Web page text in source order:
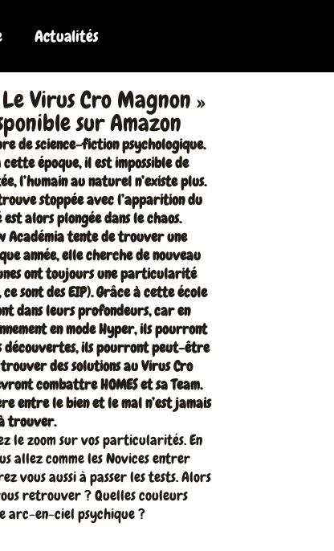
Actualités
Virus Cro Magnon »
sur Amazon
de science-fiction psychologique.
cette époque, il est impossible de
l’humain au naturel n’existe plus.
stoppée avec l’apparition du
alors plongée dans le chaos.
Académia tente de trouver une
année, elle cherche de nouveau
ont toujours une particularité
sont des EIP). Grâce à cette école
dans leurs profondeurs, car en
en mode Hyper, ils pourront
découvertes, ils pourront peut-être
des solutions au Virus Cro
combattre HOMES et sa Team.
entre le bien et le mal n’est jamais
trouver.
le zoom sur vos particularités. En
allez comme les Novices entrer
vous aussi à passer les tests. Alors
retrouver ? Quelles couleurs
arc-en-ciel psychique ?